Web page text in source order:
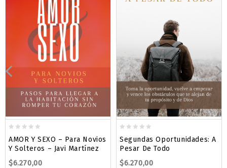
out
of
5
AMOR Y SEXO – Para Novios
Y Solteros – Javi Martínez
$6.270,00
out
of
5
Segundas Oportunidades: A
Pesar De Todo
$6.270,00